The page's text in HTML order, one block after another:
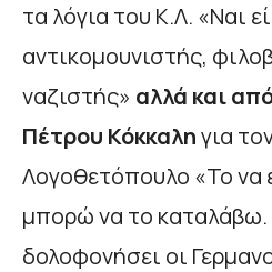
τα λόγια του Κ.Λ. «Ναι
αντικομουνιστής,
ναζιστής» αλλά και
Πέτρου Κόκκαληγια
Λογοθετόπουλο «Το να
μπορώ να το
δολοφονήσει οι